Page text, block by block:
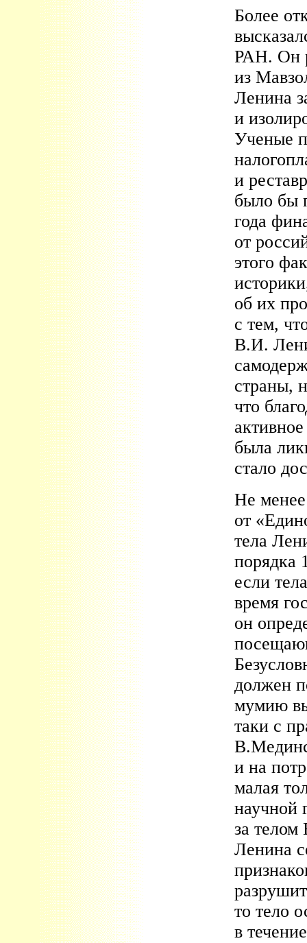
Более
РАН. Он
из
Ленина
и
Ученые
и
было бы
года
от
этого
об их
с тем,
В.И.
страны,
что
была
стало
Не менее
от
тела
порядка
если
время
он
должен
мумию
таки с
и на
малая
научной
за
Ленина
то тело
в